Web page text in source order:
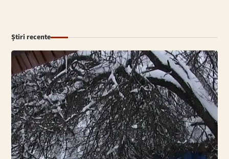
Știri recente